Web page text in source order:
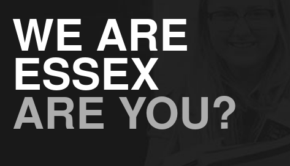
WE ARE
ESSEX
ARE YOU?